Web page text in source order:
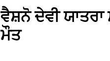
ਵੈਸ਼ਨੋ ਦੇਵੀ ਯਾਤਰਾ
ਮੌਤ